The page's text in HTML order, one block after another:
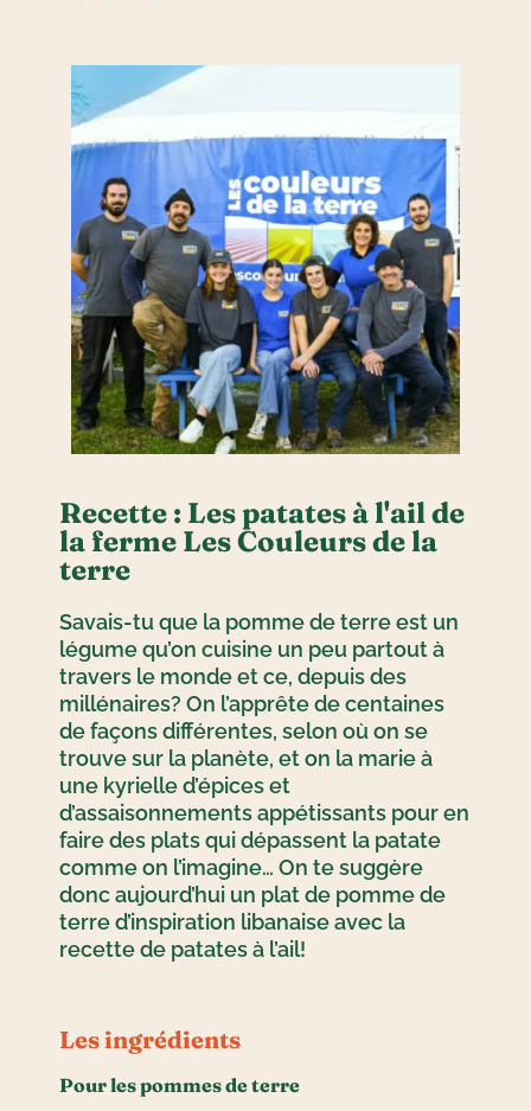
Recette : Les patates à l'ail de
la ferme Les Couleurs de la
terre
Savais-tu que la pomme de terre est un
légume qu’on cuisine un peu partout à
travers le monde et ce, depuis des
millénaires? On l’apprête de centaines
de façons différentes, selon où on se
trouve sur la planète, et on la marie à
une kyrielle d’épices et
d’assaisonnements appétissants pour en
faire des plats qui dépassent la patate
comme on l’imagine… On te suggère
donc aujourd’hui un plat de pomme de
terre d’inspiration libanaise avec la
recette de patates à l’ail!
Les ingrédients
Pour les pommes de terre